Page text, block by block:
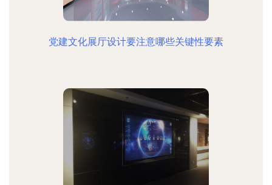
党建文化展厅设计要注意哪些关键性要素